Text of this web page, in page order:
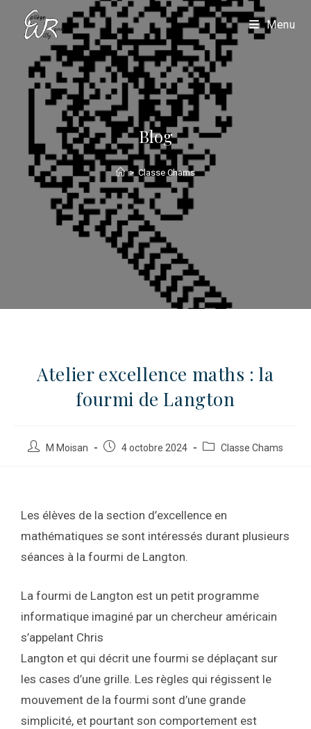
Menu
Blog
> Classe Chams
Atelier excellence maths : la
fourmi de Langton
M Moisan 4 octobre 2024 Classe Chams
Les élèves de la section d’excellence en
mathématiques se sont intéressés durant plusieurs
séances à la fourmi de Langton.
La fourmi de Langton est un petit programme
informatique imaginé par un chercheur américain
s’appelant Chris
Langton et qui décrit une fourmi se déplaçant sur
les cases d’une grille. Les règles qui régissent le
mouvement de la fourmi sont d’une grande
simplicité, et pourtant son comportement est